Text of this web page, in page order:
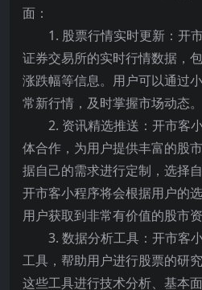
面：
1. 股票行情实时更新：开
证券交易所的实时行情数据，
涨跌幅等信息。用户可以通过
常新行情，及时掌握市场动态。
2. 资讯精选推送：开市客
体合作，为用户提供丰富的股
据自己的需求进行定制，选择
开市客小程序将会根据用户的
用户获取到非常有价值的股市资
3. 数据分析工具：开市客
工具，帮助用户进行股票的研
这些工具进行技术分析、基本